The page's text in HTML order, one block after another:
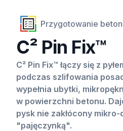
Przygotowanie
C² Pin Fix™
C² Pin Fix™ łączy się z
podczas szlifowania
wypełnia ubytki,
w powierzchni betonu.
pysk nie zakłócony mikro-
"pajęczynką".